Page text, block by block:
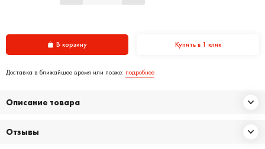
В корзину Купить в 1 клик
Доставка в ближайшее время или позже: подробнее
Описание товара
Отзывы